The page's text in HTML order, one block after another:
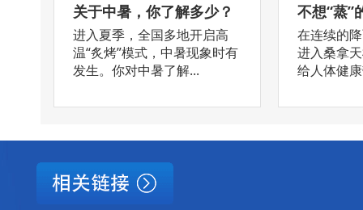
关于中暑，你了解多少？
进入夏季，全国多地开启高
温“炙烤”模式，中暑现象时有
发生。你对中暑了解...
不想“蒸”
在连续的
进入桑拿
给人体健